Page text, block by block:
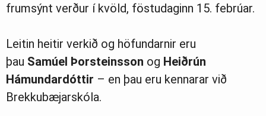
frumsýnt verður í kvöld, föstudaginn 15. febrúar.
Leitin heitir verkið og höfundarnir eru
þau Samúel Þorsteinsson og Heiðrún
Hámundardóttir – en þau eru kennarar við
Brekkubæjarskóla.